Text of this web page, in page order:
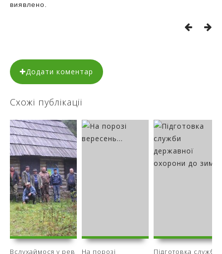
виявлено.
Додати коментар
Схожі публікації
Вслухаймося у рев На порозі Підготовка служби